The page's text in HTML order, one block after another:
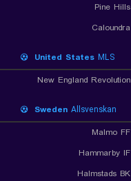
Pine Hills
Caloundra
United States MLS
New England Revolution
Sweden Allsvenskan
Malmo FF
Hammarby IF
Halmstads BK